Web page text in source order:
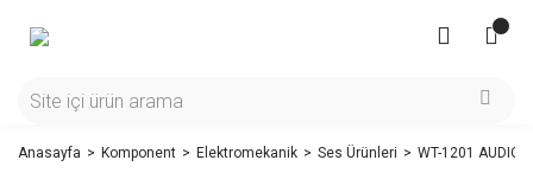
Anasayfa Komponent Elektromekanik Ses Ürünleri WT-1201 AUDIO